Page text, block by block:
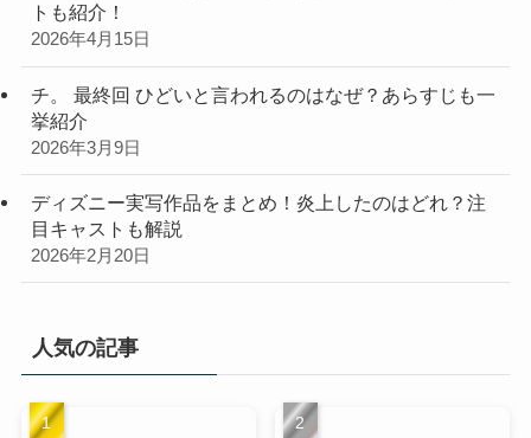
トも紹介！
2026年4月15日
チ。 最終回 ひどいと言われるのはなぜ？あらすじも一
挙紹介
2026年3月9日
ディズニー実写作品をまとめ！炎上したのはどれ？注
目キャストも解説
2026年2月20日
人気の記事